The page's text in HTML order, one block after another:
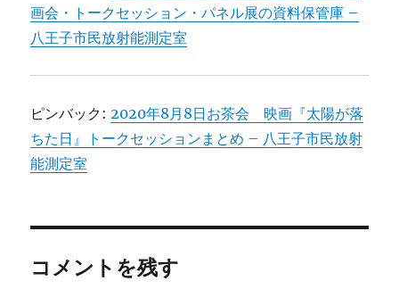
画会・トークセッション・パネル展の資料保管庫 –
八王子市民放射能測定室
ピンバック: 2020年8月8日お茶会 映画『太陽が落
ちた日』トークセッションまとめ – 八王子市民放射
能測定室
コメントを残す